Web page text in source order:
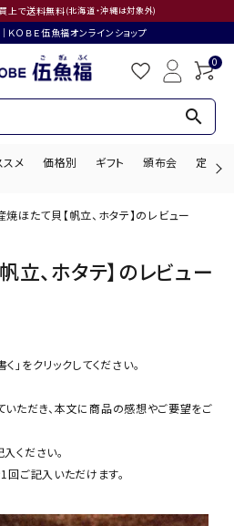
上で送料無料(北海道・沖縄は対象外)
ＯＢＥ伍魚福オンラインショップ
0
search
メ 価格別 ギフト 頒布会 定期購
焼ほたて貝【帆立、ホタテ】のレビュー
立、ホタテ】のレビュー
」をクリックしてください。
ただき、本文に商品の感想やご要望をご
ください。
ご記入いただけます。